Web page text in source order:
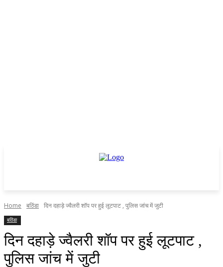
Home बठिंडा दिन दहाड़े ज्वैलरी शॉप पर हुई लूटपाट , पुलिस जांच में जुटी
बठिंडा
दिन दहाड़े ज्वैलरी शॉप पर हुई लूटपाट ,
पुलिस जांच में जुटी